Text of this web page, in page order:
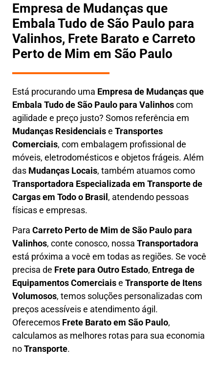
Empresa de Mudanças que
Embala Tudo de São Paulo para
Valinhos, Frete Barato e Carreto
Perto de Mim em São Paulo
Está procurando uma Empresa de Mudanças que
Embala Tudode São Paulo para Valinhoscom
agilidade e preço justo? Somos referência em
Mudanças Residenciaise Transportes
Comerciais, com embalagem profissional de
móveis, eletrodomésticos e objetos frágeis. Além
das Mudanças Locais, também atuamos como
Transportadora Especializada em Transporte de
Cargas em Todo o Brasil, atendendo pessoas
físicas e empresas.
Para Carreto Perto de Mim de São Paulo para
Valinhos, conte conosco, nossa Transportadora
está próxima a você em todas as regiões. Se você
precisa de Frete para Outro Estado, Entrega de
Equipamentos Comerciaise Transporte de Itens
Volumosos, temos soluções personalizadas com
preços acessíveis e atendimento ágil .
Oferecemos Frete Baratoem São Paulo,
calculamos as melhores rotas para sua economia
noTransporte.